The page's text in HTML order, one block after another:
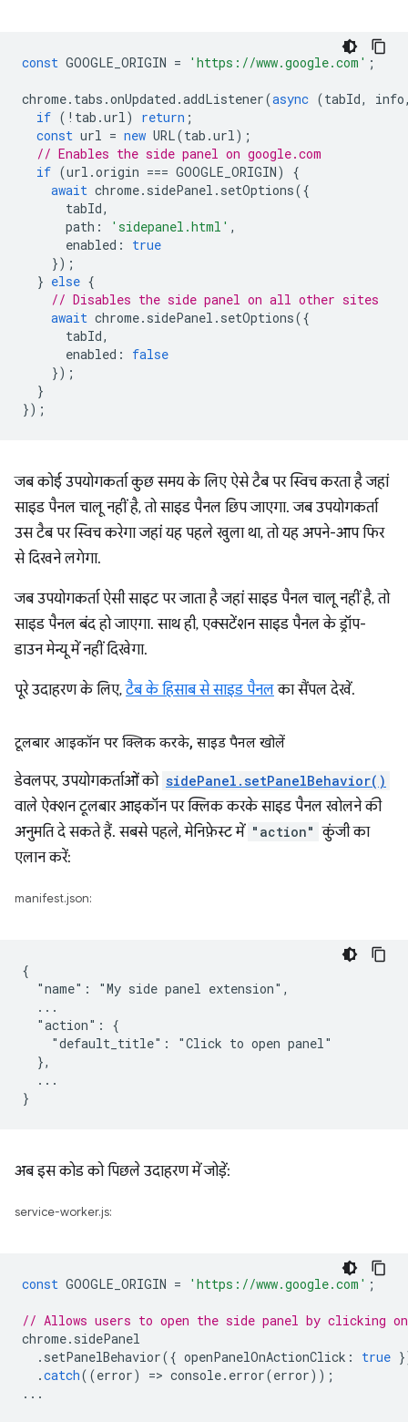
const GOOGLE_ORIGIN = 'https://www.google.com' ;
chrome. tabs .onUpdated .addListener(async (tabId, info
if ( ! tab .url) return ;
const url = new URL(tab .url);
// Enables the side panel on google.com
if (url .origin === GOOGLE_ORIGIN)
{
await chrome. sidePanel . setOptions({
tabId,
path : 'sidepanel.html' ,
enabled :
true
});
} else {
// Disables the side panel on all other sites
await chrome. sidePanel . setOptions({
tabId,
enabled :
false
});
}
});
जब कोई उपयोगकर्ता कुछ समय के लिए ऐसे टैब पर स्विच करता है जहां
साइड पैनल चालू नहीं है, तो साइड पैनल छिप जाएगा. जब उपयोगकर्ता
उस टैब पर स्विच करेगा जहां यह पहले खुला था, तो यह अपने-आप फिर
से दिखने लगेगा.
जब उपयोगकर्ता ऐसी साइट पर जाता है जहां साइड पैनल चालू नहीं है, तो
साइड पैनल बंद हो जाएगा. साथ ही, एक्सटेंशन साइड पैनल के ड्रॉप-
डाउन मेन्यू में नहीं दिखेगा.
पूरे उदाहरण के लिए,टैब के हिसाब से साइड पैनलका सैंपल देखें.
टूलबार आइकॉन पर क्लिक करके, साइड पैनल खोलें
डेवलपर, उपयोगकर्ताओं को sidePanel.setPanelBehavior()
वाले ऐक्शन टूलबार आइकॉन पर क्लिक करके साइड पैनल खोलने की
अनुमति दे सकते हैं. सबसे पहले, मेनिफ़ेस्ट में "action" कुंजी का
एलान करें:
manifest.json:
{
  "name": "My side panel extension",
  ...
  "action": {
    "default_title": "Click to open panel"
  },
  ...
अब इस कोड को पिछले उदाहरण में जोड़ें:
service-worker.js:
const GOOGLE_ORIGIN = 'https://www.google.com' ;
// Allows users to open the side panel by clicking
chrome. sidePanel
. setPanelBehavior({ openPanelOnActionClick : true
.catch((error) => console. error(error));
...